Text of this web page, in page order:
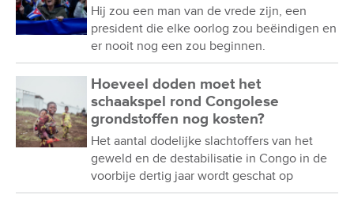
Hij zou een man van de vrede zijn, een
president die elke oorlog zou beëindigen en
er nooit nog een zou beginnen.
Hoeveel doden moet het
schaakspel rond Congolese
grondstoffen nog kosten?
Het aantal dodelijke slachtoffers van het
geweld en de destabilisatie in Congo in de
voorbije dertig jaar wordt geschat op